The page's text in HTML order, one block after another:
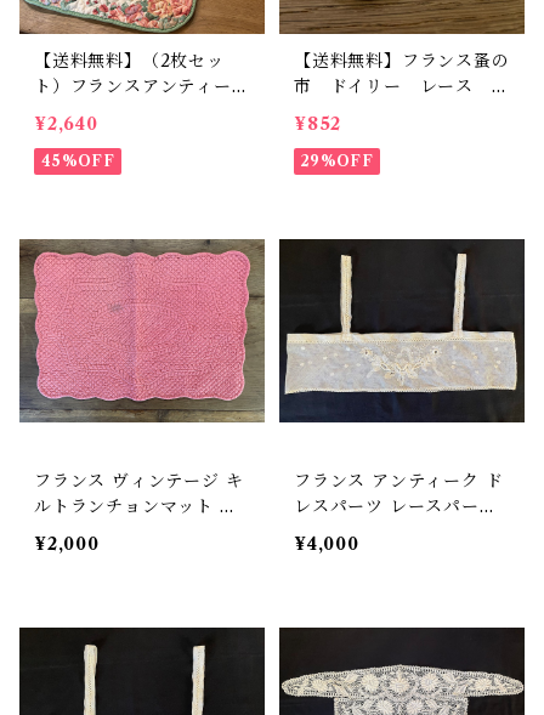
【送料無料】（2枚セッ
ト）フランスアンティー
ク テーブルマット 薔
薇 花柄 ビンテージ【8
74】【フランスバイヤー
¥2,640
45%OFF
【送料無料】フランス蚤の
市 ドイリー レース ブ
ルーピンク 刺繍 【165
-18】【フランスバイヤー
セレクト品】
¥852
29%OFF
フランス ヴィンテージ キ
ルトランチョンマット サ
ーモンピンク ピケ ブティ
【D-338c】
¥2,000
フランス アンティーク ド
レスパーツ レースパーツ
チュールレース 【D-335
A】
¥4,000